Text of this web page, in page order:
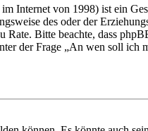
Internet von 1998) ist ein
des oder der
Bitte beachte, dass
der Frage „An wen soll ich